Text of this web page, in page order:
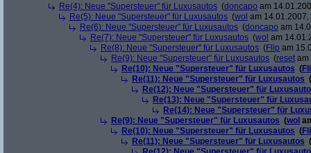
Re(4): Neue "Supersteuer" für Luxusautos (doncapo am
Re(5): Neue "Supersteuer" für Luxusautos (wol am 14.01.2007,
Re(6): Neue "Supersteuer" für Luxusautos (doncapo am
Re(7): Neue "Supersteuer" für Luxusautos (wol am
Re(8): Neue "Supersteuer" für Luxusautos (Flip am
Re(9): Neue "Supersteuer" für Luxusautos (reset am
Re(10): Neue "Supersteuer" für Luxusautos (
Re(11): Neue "Supersteuer" für Luxusautos (
Re(12): Neue "Supersteuer" für
Re(13): Neue "Supersteuer" für
Re(14): Neue "Supersteuer" für
Re(9): Neue "Supersteuer" für Luxusautos (wol
Re(10): Neue "Supersteuer" für Luxusautos (
Re(11): Neue "Supersteuer" für Luxusautos (